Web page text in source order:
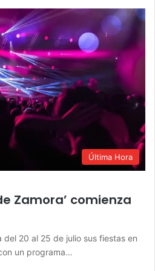
Última Hora
Zamora’ comienza
del 20 al 25 de julio sus fiestas en
un programa…